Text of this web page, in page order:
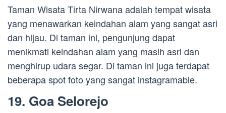
Taman Wisata Tirta Nirwana adalah tempat wisata
yang menawarkan keindahan alam yang sangat asri
dan hijau. Di taman ini, pengunjung dapat
menikmati keindahan alam yang masih asri dan
menghirup udara segar. Di taman ini juga terdapat
beberapa spot foto yang sangat instagramable.
19. Goa Selorejo